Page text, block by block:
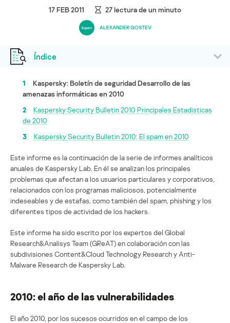
17 FEB 2011 27lectura de un minuto
ALEXANDER GOSTEV
Índice
1
Kaspersky: Boletín de seguridad Desarrollo de las
amenazas informáticas en 2010
2
Kaspersky Security Bulletin 2010 Principales Estadisticas
de 2010
3
Kaspersky Security Bulletin 2010: El spam en 2010
Este informe es la continuación de la serie de informes analíticos
anuales de Kaspersky Lab. En él se analizan los principales
problemas que afectan a los usuarios particulares y corporativos,
relacionados con los programas maliciosos, potencialmente
indeseables y de estafas, como también del spam, phishing y los
diferentes tipos de actividad de los hackers.
Este informe ha sido escrito por los expertos del Global
Research&Analisys Team (GReAT) en colaboración con las
subdivisiones Content&Cloud Technology Research y Anti-
Malware Research de Kaspersky Lab.
2010: el año de las vulnerabilidades
El año 2010, por los sucesos ocurridos en el campo de los